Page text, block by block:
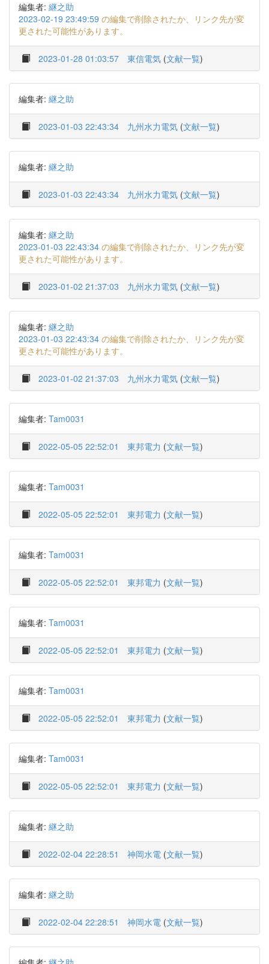
編集者: 継之助
2023-02-19 23:49:59 の編集で削除されたか、リンク先が変
更された可能性があります。
2023-01-28 01:03:57 東信電気 (文献一覧)
編集者: 継之助
2023-01-03 22:43:34 九州水力電気 (文献一覧)
編集者: 継之助
2023-01-03 22:43:34 九州水力電気 (文献一覧)
編集者: 継之助
2023-01-03 22:43:34 の編集で削除されたか、リンク先が変
更された可能性があります。
2023-01-02 21:37:03 九州水力電気 (文献一覧)
編集者: 継之助
2023-01-03 22:43:34 の編集で削除されたか、リンク先が変
更された可能性があります。
2023-01-02 21:37:03 九州水力電気 (文献一覧)
編集者: Tam0031
2022-05-05 22:52:01 東邦電力 (文献一覧)
編集者: Tam0031
2022-05-05 22:52:01 東邦電力 (文献一覧)
編集者: Tam0031
2022-05-05 22:52:01 東邦電力 (文献一覧)
編集者: Tam0031
2022-05-05 22:52:01 東邦電力 (文献一覧)
編集者: Tam0031
2022-05-05 22:52:01 東邦電力 (文献一覧)
編集者: Tam0031
2022-05-05 22:52:01 東邦電力 (文献一覧)
編集者: 継之助
2022-02-04 22:28:51 神岡水電 (文献一覧)
編集者: 継之助
2022-02-04 22:28:51 神岡水電 (文献一覧)